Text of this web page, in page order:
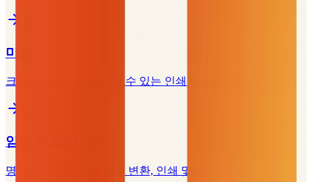
미로
크기와 난이도를 조절할 수 있는 인쇄용 미로 만들기
암호 퍼즐 메이커
명언을 글자 대체 퍼즐로 변환, 인쇄 및 공유 가능